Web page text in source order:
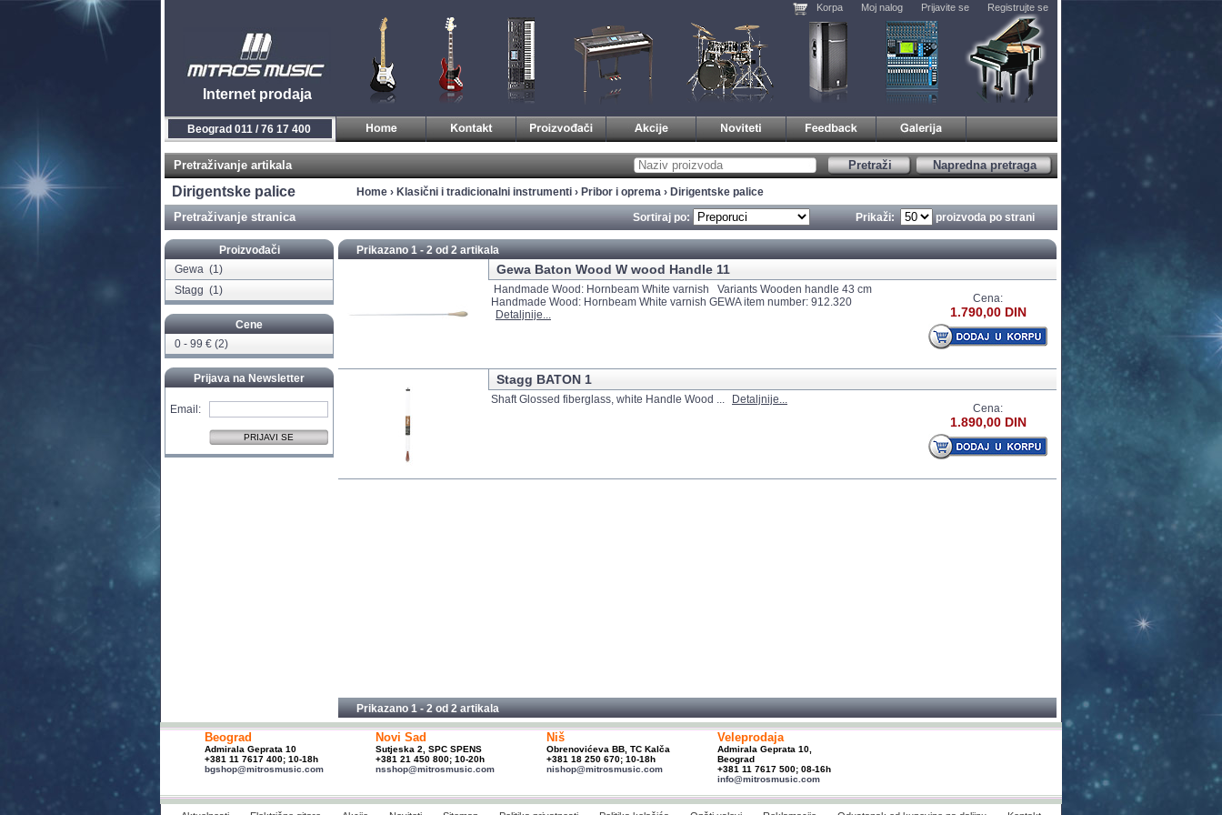
Internet prodaja
Korpa Moj nalog Prijavite se Registrujte se
Beograd 011 / 76 17 400
Pretraživanje artikala Napredna pretraga
Pretraži
Dirigentske palice Home › Klasični i tradicionalni instrumenti › Pribor i oprema › Dirigentske palice
Pretraživanje stranica Prikaži: proizvoda po strani
Sortiraj po:
Proizvođači
Gewa (1)
Stagg (1)
Cene
0 - 99 € (2)
Prijava na Newsletter
Email:
Prikazano 1 - 2 od2 artikala
Gewa Baton Wood W wood Handle 11
Handmade Wood: Hornbeam White varnish Variants Wooden handle 43 cm
Handmade Wood: Hornbeam White varnish GEWA item number: 912.320
Detaljnije...
Cena:
1.790,00 DIN
Stagg BATON 1
Shaft Glossed fiberglass, white Handle Wood ... Detaljnije...
Cena:
1.890,00 DIN
Prikazano 1 - 2 od2 artikala
Beograd
Admirala Geprata 10
+381 11 7617 400; 10-18h
bgshop@mitrosmusic.com
Novi Sad
Sutjeska 2, SPC SPENS
+381 21 450 800; 10-20h
nsshop@mitrosmusic.com
Niš
Obrenovićeva BB, TC Kalča
+381 18 250 670; 10-18h
nishop@mitrosmusic.com
Veleprodaja
Admirala Geprata 10,
Beograd
+381 11 7617 500; 08-16h
info@mitrosmusic.com